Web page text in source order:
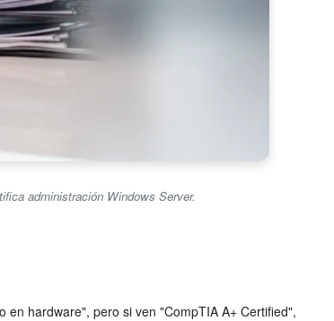
administración Windows Server.
hardware", pero si ven "CompTIA A+ Certified",